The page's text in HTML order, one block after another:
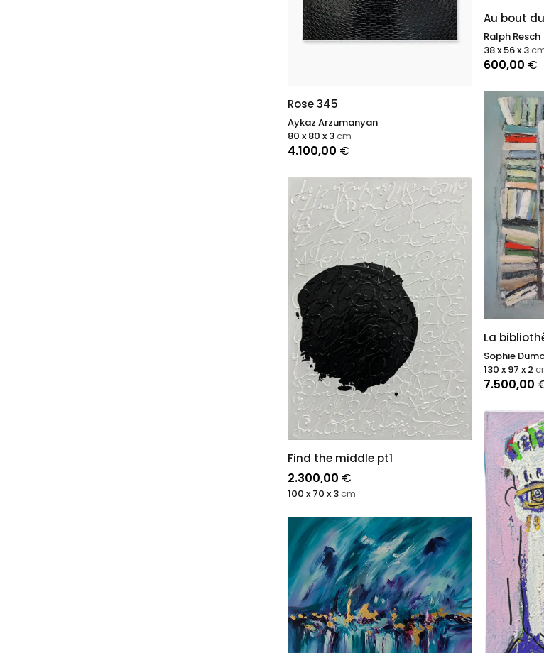
Rose 345
Aykaz Arzumanyan
4.100,00 €
80 x 80 x 3cm
Find the middle pt1
2.300,00 €
100 x 70 x 3cm
Au bout
Ralph Resch
600,00 €
38 x 56 x 3
La
Sophie
7.500,00
130 x 97 x 2